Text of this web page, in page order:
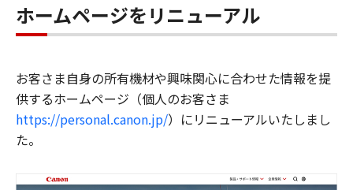
ホームページをリニューアル
お客さま自身の所有機材や興味関心に合わせた情報を提
供するホームページ（個人のお客さま
https://personal.canon.jp/）にリニューアルいたしまし
た。